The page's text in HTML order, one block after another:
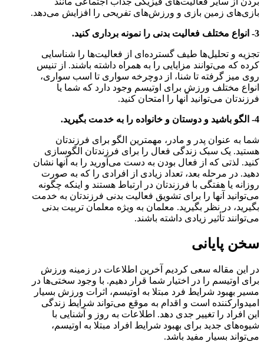
بازی‌های زمین بازی و ورزش‌های تفریحی را افزایش می‌دهد.
3- انواع مختلف فعالیت بدنی را نمونه برداری کنید.
تجزیه و تحلیل‌ها طیف گسترده‌ای از فعالیت‌ها را شناسایی
کرده که می‌توانند مزایایی را به همراه داشته باشند. از تنیس
روی میز گرفته تا شنا، از دوچرخه سواری تا اسب سواری،
انواع مختلف ورزش برای اوتیسم وجود دارد که شما یا
فرزندتان می‌توانید آنها را امتحان کنید.
4- الگو باشید و دوستان و خانواده را به خدمت بگیرید.
شما به عنوان پدر و مادر، مهمترین الگو برای فرزندتان
هستید. یک سبک زندگی فعال را برای فرزندتان الگوسازی
کنید. لذتی که از فعال بودن به دست می‌آورید را به آنها نشان
دهید. در مرحله بعد، تعداد زیادی از افرادی را که به صورت
روزانه یا هفتگی با فرزندتان در ارتباط هستند و اینکه چگونه
می‌توانید آنها را برای تشویق فعالیت بدنی فرزندتان به خدمت
بگیرید، در نظر بگیرید. معلمان به ویژه معلمان تربیت بدنی
می‌توانند تأثیر زیادی داشته باشند.
سخن پایانی
در این مقاله سعی کردیم آخرین اطلاعات در زمینه ورزش
برای اوتیسم را در اختیار شما قرار دهیم. با وجود سختی‌ها در
مسیر بهبود شرایط فرد مبتلا به اوتیسم، اثرات ورزش بسیار
امیدوارکننده است و اقدام به موقع می‌تواند شرایط زندگی
این افراد را تغییر جدی دهد. اطلاعات به روز و آشنایی با
شیوه‌های جدید برای بهبود شرایط افراد مبتلا به اوتیسم،
می‌تواند بسیار مفید باشد.